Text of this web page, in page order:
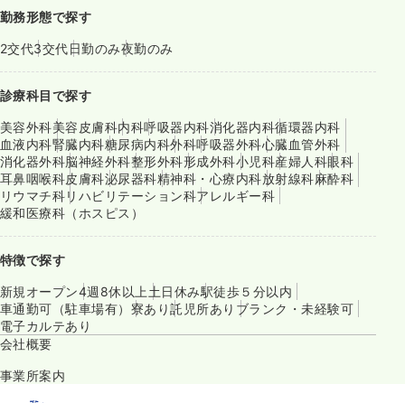
勤務形態で探す
2交代3交代日勤のみ夜勤のみ
診療科目で探す
美容外科美容皮膚科内科呼吸器内科消化器内科循環器内科
血液内科腎臓内科糖尿病内科外科呼吸器外科心臓血管外科
消化器外科脳神経外科整形外科形成外科小児科産婦人科眼科
耳鼻咽喉科皮膚科泌尿器科精神科・心療内科放射線科麻酔科
リウマチ科リハビリテーション科アレルギー科
緩和医療科（ホスピス）
特徴で探す
新規オープン4週8休以上 土日休み駅徒歩５分以内
車通勤可（駐車場有） 寮あり託児所あり ブランク・未経験可
電子カルテあり
会社概要
事業所案内